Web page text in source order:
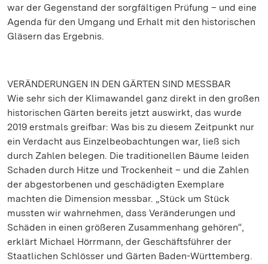
war der Gegenstand der sorgfältigen Prüfung – und eine
Agenda für den Umgang und Erhalt mit den historischen
Gläsern das Ergebnis.
VERÄNDERUNGEN IN DEN GÄRTEN SIND MESSBAR
Wie sehr sich der Klimawandel ganz direkt in den großen
historischen Gärten bereits jetzt auswirkt, das wurde
2019 erstmals greifbar: Was bis zu diesem Zeitpunkt nur
ein Verdacht aus Einzelbeobachtungen war, ließ sich
durch Zahlen belegen. Die traditionellen Bäume leiden
Schaden durch Hitze und Trockenheit – und die Zahlen
der abgestorbenen und geschädigten Exemplare
machten die Dimension messbar. „Stück um Stück
mussten wir wahrnehmen, dass Veränderungen und
Schäden in einen größeren Zusammenhang gehören“,
erklärt Michael Hörrmann, der Geschäftsführer der
Staatlichen Schlösser und Gärten Baden-Württemberg.